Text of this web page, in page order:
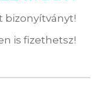
bizonyítványt!
is fizethetsz!